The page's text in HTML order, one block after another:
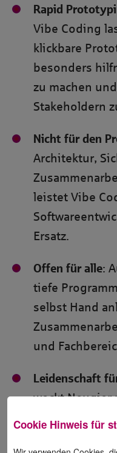
Rapid
Vibe Coding
klickbare
besonders
zu machen
Stakeholdern
Nicht für den
Architektur,
leistet Vibe
Ersatz.
Offen für alle:
tiefe
selbst Hand
und
Leidenschaft
weckt Neugier
Cookie Hinweis für